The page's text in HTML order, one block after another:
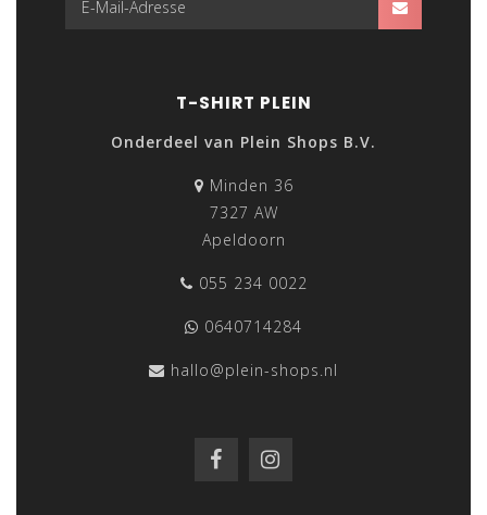
T-SHIRT PLEIN
Onderdeel van Plein Shops B.V.
Minden 36
7327 AW
Apeldoorn
055 234 0022
0640714284
hallo@plein-shops.nl